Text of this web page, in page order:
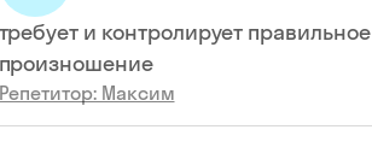
требует и контролирует правильное
произношение
Репетитор: Максим